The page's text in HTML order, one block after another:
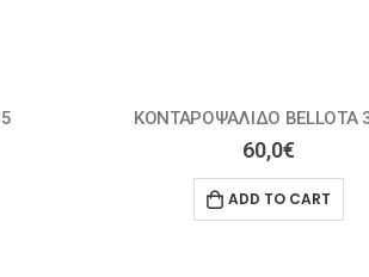
ΨΑΛΙΔΙ ΜΠΟΡΝΤΟΥΡΑΣ BAHCO
39,0€
ADD TO CART